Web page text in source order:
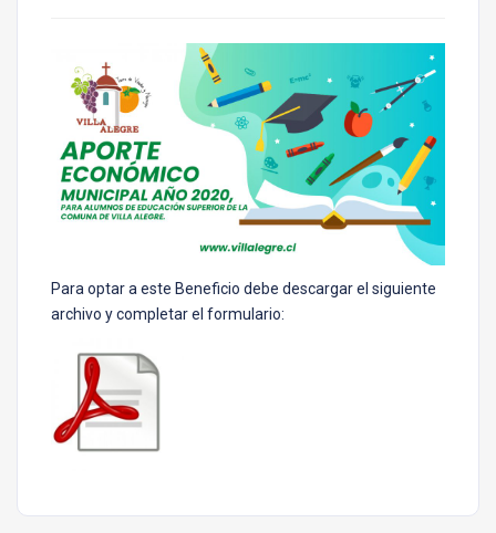
Para optar a este Beneficio debe descargar el siguiente
archivo y completar el formulario: